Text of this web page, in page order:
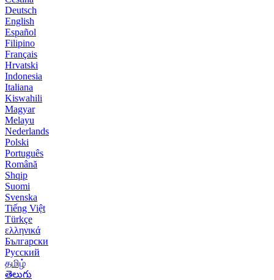
Deutsch
English
Español
Filipino
Français
Hrvatski
Indonesia
Italiana
Kiswahili
Magyar
Melayu
Nederlands
Polski
Português
Română
Shqip
Suomi
Svenska
Tiếng Việt
Türkçe
ελληνικά
Български
Русский
தமிழ்
తెలుగు